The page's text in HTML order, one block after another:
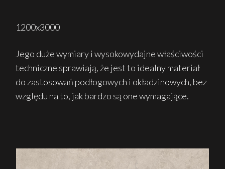
1200x3000
Jego duże wymiary i wysokowydajne właściwości
techniczne sprawiają, że jest to idealny materiał
do zastosowań podłogowych i okładzinowych, bez
względu na to, jak bardzo są one wymagające.